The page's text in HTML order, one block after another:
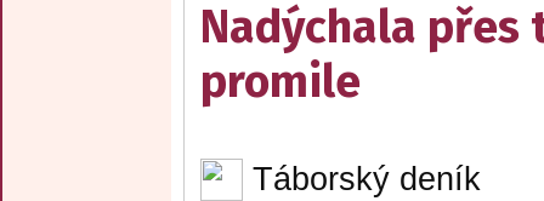
Nadýchala přes
promile
Táborský deník